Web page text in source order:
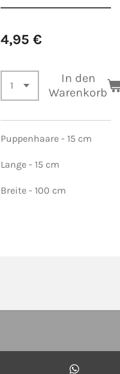
4,95 €
In den
Warenkorb
Puppenhaare - 15 cm
Lange - 15 cm
Breite - 100 cm